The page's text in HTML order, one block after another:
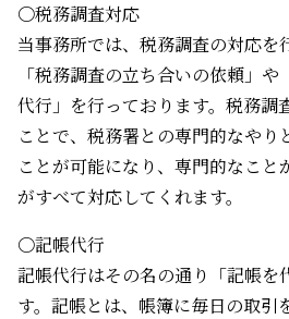
〇税務調査対応
当事務所では、税務調査の対応を
「税務調査の立ち合いの依頼」
代行」を行っております。税務調
ことで、税務署との専門的なやり
ことが可能になり、専門的なこと
がすべて対応してくれます。
〇記帳代行
記帳代行はその名の通り「記帳を
す。記帳とは、帳簿に毎日の取引